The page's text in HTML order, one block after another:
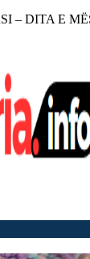
– DITA E